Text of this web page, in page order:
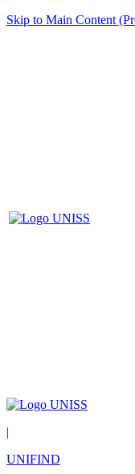
Skip to Main Content
|
UNIFIND